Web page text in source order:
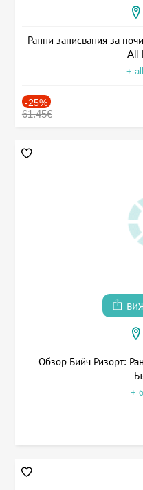
Ранни записвания за
All
+
-25%
61.45€
Обзор Бийч Ризорт:
+